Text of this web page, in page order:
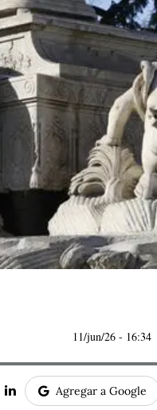
11/jun/26 - 16:34
Agregar a Google